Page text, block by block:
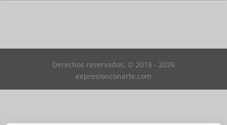
Derechos reservados. © 2015 - 2026
expresionconarte.com